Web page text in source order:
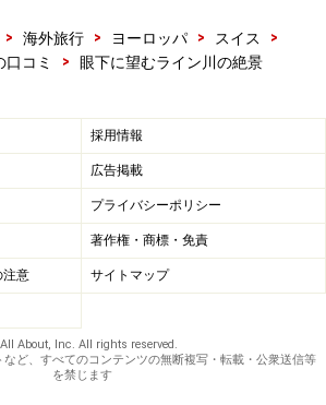
> 海外旅行 > ヨーロッパ > スイス
>
口コミ
> 眼下に望むライン川の絶景
採用情報
広告掲載
プライバシーポリシー
著作権・商標・免責
注意 サイトマップ
About, Inc. All rights reserved.
ど、すべてのコンテンツの無断複写・転載・公衆送信等
を禁じます